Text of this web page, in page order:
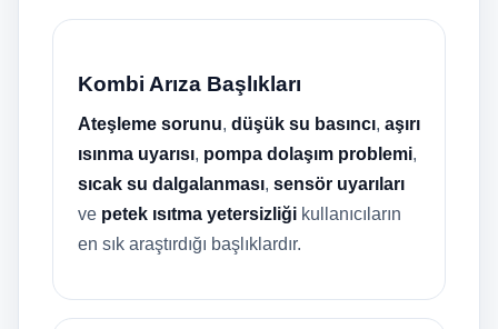
Kombi Arıza Başlıkları
Ateşleme sorunu, düşük su basıncı, aşırı
ısınma uyarısı, pompa dolaşım problemi,
sıcak su dalgalanması, sensör uyarıları
ve petek ısıtma yetersizliği kullanıcıların
en sık araştırdığı başlıklardır.